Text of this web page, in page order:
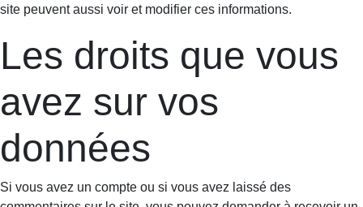
site peuvent aussi voir et modifier ces informations.
Les droits que vous
avez sur vos
données
Si vous avez un compte ou si vous avez laissé des